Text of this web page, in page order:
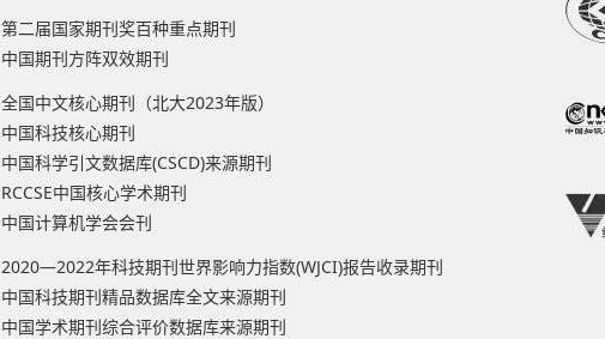
第二届国家期刊奖百种重点期刊
中国期刊方阵双效期刊
全国中文核心期刊（北大2023年版）
中国科技核心期刊
中国科学引文数据库(CSCD)来源期刊
RCCSE中国核心学术期刊
中国计算机学会会刊
2020—2022年科技期刊世界影响力指数(WJCI)报告收录期刊
中国科技期刊精品数据库全文来源期刊
中国学术期刊综合评价数据库来源期刊